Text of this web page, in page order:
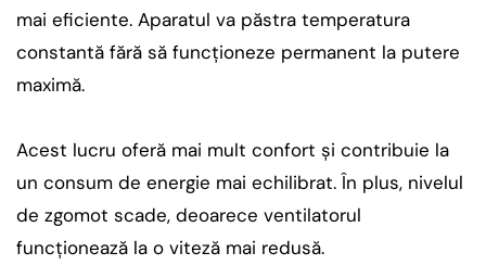
mai eficiente. Aparatul va păstra temperatura
constantă fără să funcționeze permanent la putere
maximă.
Acest lucru oferă mai mult confort și contribuie la
un consum de energie mai echilibrat. În plus, nivelul
de zgomot scade, deoarece ventilatorul
funcționează la o viteză mai redusă.